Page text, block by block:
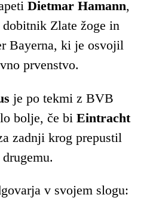
Dietmar Hamann,
Zlate žoge in
Bayerna, ki je osvojil
prvenstvo.
je po tekmi z BVB
bolje, če bi Eintracht
zadnji krog prepustil
v svojem slogu: